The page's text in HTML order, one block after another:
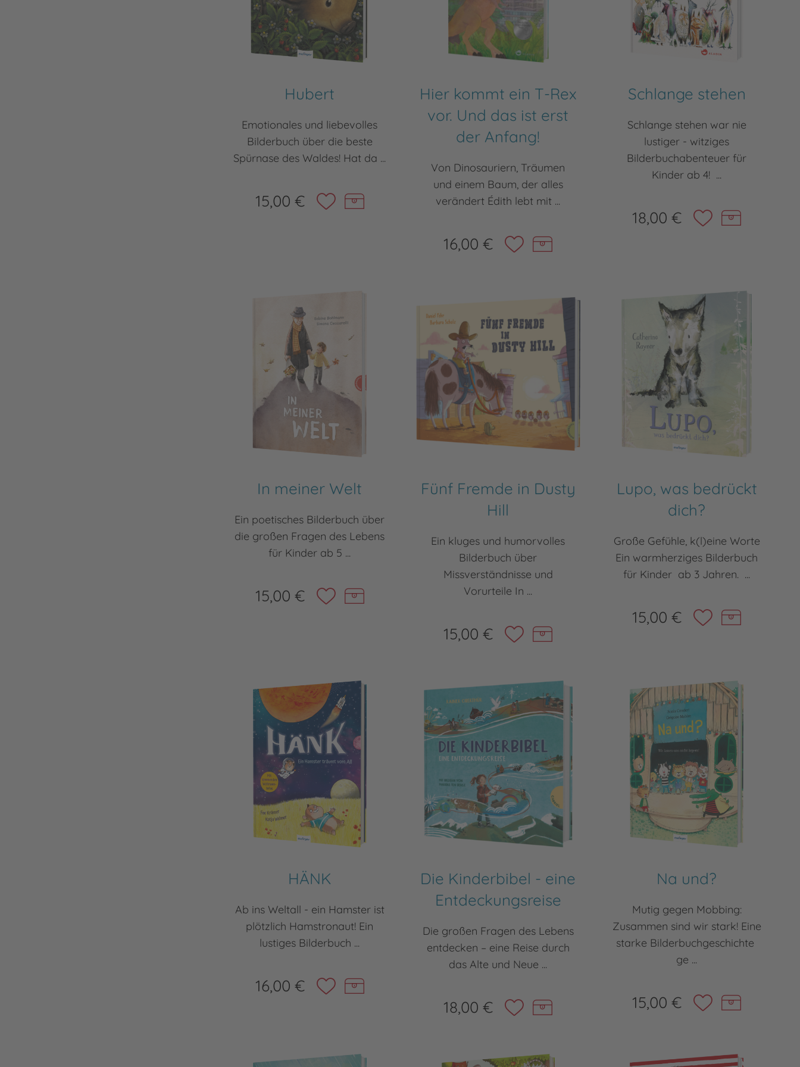
Hubert
Emotionales und liebevolles
Bilderbuch über die beste
Spürnase des Waldes! Hat da ...
15,00 €
Hier kommt ein T-Rex
vor. Und das ist erst
der Anfang!
Von Dinosauriern, Träumen
und einem Baum, der alles
verändert Édith lebt mit ...
16,00 €
Schlange stehen
Schlange stehen war nie
lustiger - witziges
Bilderbuchabenteuer für
Kinder ab 4! ...
18,00 €
In meiner Welt
Ein poetisches Bilderbuch über
die großen Fragen des Lebens
für Kinder ab 5 ...
15,00 €
Fünf Fremde in Dusty
Hill
Ein kluges und humorvolles
Bilderbuch über
Missverständnisse und
Vorurteile In ...
15,00 €
Lupo, was bedrückt
dich?
Große Gefühle, k(l)eine Worte
Ein warmherziges Bilderbuch
für Kinder ab 3 Jahren. ...
15,00 €
HÄNK
Ab ins Weltall - ein Hamster ist
plötzlich Hamstronaut! Ein
lustiges Bilderbuch ...
16,00 €
Die Kinderbibel - eine
Entdeckungsreise
Die großen Fragen des Lebens
entdecken – eine Reise durch
das Alte und Neue ...
18,00 €
Na und?
Mutig gegen Mobbing:
Zusammen sind wir stark! Eine
starke Bilderbuchgeschichte
ge ...
15,00 €